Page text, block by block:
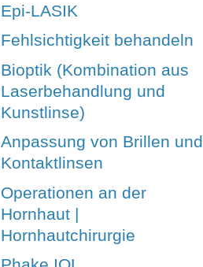
Epi-LASIK
Fehlsichtigkeit behandeln
Bioptik (Kombination aus
Laserbehandlung und
Kunstlinse)
Anpassung von Brillen und
Kontaktlinsen
Operationen an der
Hornhaut |
Hornhautchirurgie